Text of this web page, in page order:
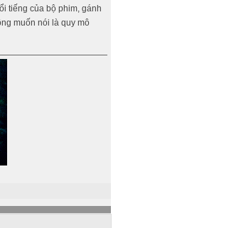
tiếng của bộ phim, gánh
muốn nói là quy mô